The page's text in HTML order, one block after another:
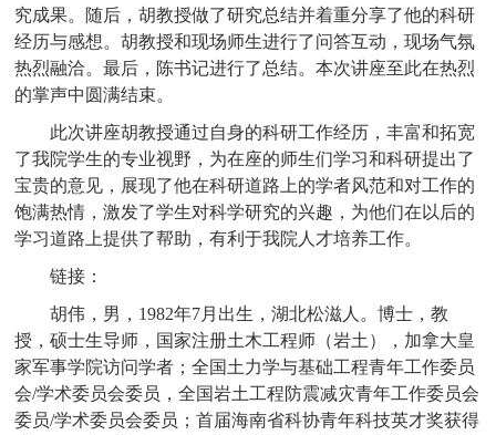
究成果。随后，胡教授做了研究总结并着重分享了他的科研
经历与感想。胡教授和现场师生进行了问答互动，现场气氛
热烈融洽。最后，陈书记进行了总结。本次讲座至此在热烈
的掌声中圆满结束。
此次讲座胡教授通过自身的科研工作经历，丰富和拓宽
了我院学生的专业视野，为在座的师生们学习和科研提出了
宝贵的意见，展现了他在科研道路上的学者风范和对工作的
饱满热情，激发了学生对科学研究的兴趣，为他们在以后的
学习道路上提供了帮助，有利于我院人才培养工作。
链接：
胡伟，男，1982年7月出生，湖北松滋人。博士，教
授，硕士生导师，国家注册土木工程师（岩土），加拿大皇
家军事学院访问学者；全国土力学与基础工程青年工作委员
会/学术委员会委员，全国岩土工程防震减灾青年工作委员会
委员/学术委员会委员；首届海南省科协青年科技英才奖获得